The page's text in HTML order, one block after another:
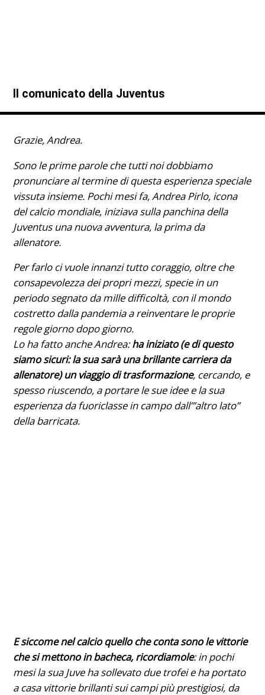
Il comunicato della Juventus
Grazie, Andrea.
Sono le prime parole che tutti noi dobbiamo
pronunciare al termine di questa esperienza speciale
vissuta insieme. Pochi mesi fa, Andrea Pirlo, icona
del calcio mondiale, iniziava sulla panchina della
Juventus una nuova avventura, la prima da
allenatore.
Per farlo ci vuole innanzi tutto coraggio, oltre che
consapevolezza dei propri mezzi, specie in un
periodo segnato da mille difficoltà, con il mondo
costretto dalla pandemia a reinventare le proprie
regole giorno dopo giorno.
Lo ha fatto anche Andrea:ha iniziato (e di questo
siamo sicuri: la sua sarà una brillante carriera da
allenatore) un viaggio di trasformazione, cercando, e
spesso riuscendo, a portare le sue idee e la sua
esperienza da fuoriclasse in campo dall’”altro lato”
della barricata.
E siccome nel calcio quello che conta sono le vittorie
che si mettono in bacheca, ricordiamole: in pochi
mesi la sua Juve ha sollevato due trofei e ha portato
a casa vittorie brillanti sui campi più prestigiosi, da